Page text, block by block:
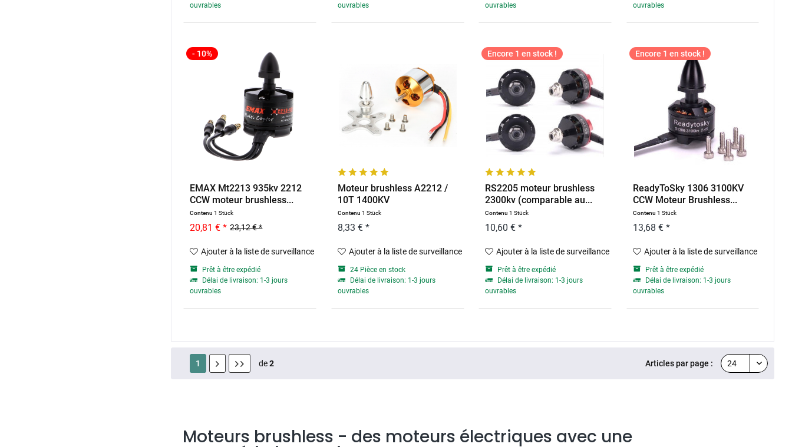
ouvrables
ouvrables
ouvrables
ouvrables
- 10%
EMAX Mt2213 935kv 2212
CCW moteur brushless...
Contenu1 Stück
23,12 € *
20,81 € *
Ajouter à la liste de surveillance
Prêt à être expédié
Délai de livraison: 1-3 jours
ouvrables
Moteur brushless A2212 /
10T 1400KV
Contenu 1 Stück
8,33 € *
Ajouter à la liste de surveillance
24 Pièce en stock
Délai de livraison: 1-3 jours
ouvrables
Encore 1 en stock !
RS2205 moteur brushless
2300kv (comparable au...
Contenu1 Stück
10,60 € *
Ajouter à la liste de surveillance
Prêt à être expédié
Délai de livraison: 1-3 jours
ouvrables
Encore 1 en stock !
ReadyToSky 1306 3100KV
CCW Moteur Brushless...
Contenu 1 Stück
13,68 € *
Ajouter à la liste de surveillance
Prêt à être expédié
Délai de livraison: 1-3 jours
ouvrables
1 de2 Articles par page :
Moteurs brushless - des moteurs électriques avec une